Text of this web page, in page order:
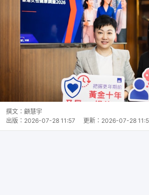
撰文： 顧慧宇
出版： 2026-07-28 11:57 更新： 2026-07-28